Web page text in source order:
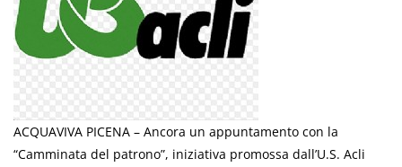
ACQUAVIVA PICENA – Ancora un appuntamento con la
“Camminata del patrono”, iniziativa promossa dall’U.S. Acli